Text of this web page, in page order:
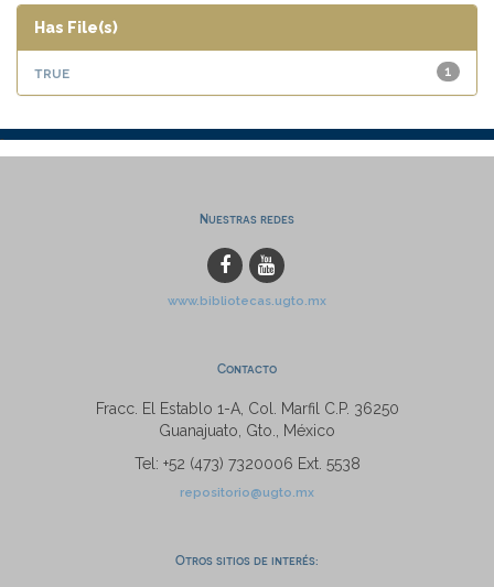
Has File(s)
1
true
Nuestras redes
www.bibliotecas.ugto.mx
Contacto
Fracc. El Establo 1-A, Col. Marfil C.P. 36250
Guanajuato, Gto., México
Tel: +52 (473) 7320006 Ext. 5538
repositorio@ugto.mx
Otros sitios de interés: